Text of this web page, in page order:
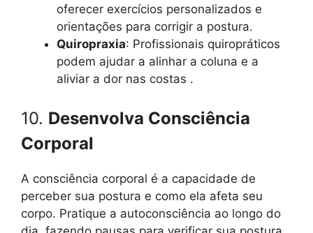
oferecer exercícios personalizados e
orientações para corrigir a postura.
Quiropraxia: Profissionais quiropráticos
podem ajudar a alinhar a coluna e a
aliviar a dor nas costas .
10. Desenvolva Consciência
Corporal
A consciência corporal é a capacidade de
perceber sua postura e como ela afeta seu
corpo. Pratique a autoconsciência ao longo do